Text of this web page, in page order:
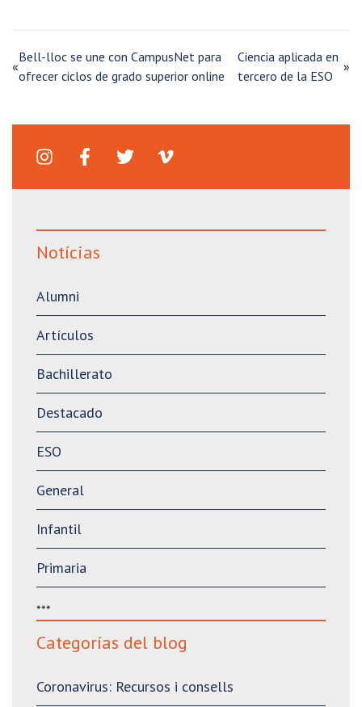
«
Bell-lloc se une con CampusNet para
ofrecer ciclos de grado superior online
Ciencia aplicada en
tercero de la ESO
»
Notícias
Alumni
Artículos
Bachillerato
Destacado
ESO
General
Infantil
Primaria
***
Categorías del blog
Coronavirus: Recursos i consells